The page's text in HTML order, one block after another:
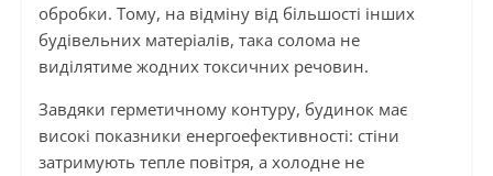
обробки. Тому, на відміну від більшості інших
будівельних матеріалів, така солома не
виділятиме жодних токсичних речовин.
Завдяки герметичному контуру, будинок має
високі показники енергоефективності: стіни
затримують тепле повітря, а холодне не